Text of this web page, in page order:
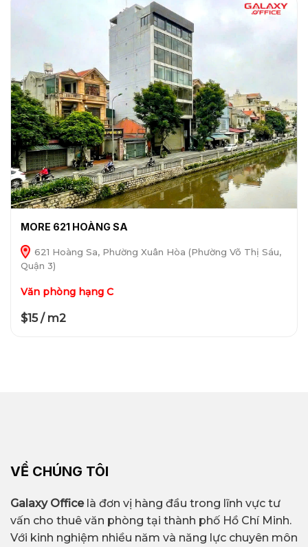
MORE 621 HOÀNG SA
621 Hoàng Sa, Phường Xuân Hòa (Phường Võ Thị Sáu,
Quận 3)
Văn phòng hạng C
$15 / m2
VỀ CHÚNG TÔI
Galaxy Officelà đơn vị hàng đầu trong lĩnh vực tư
vấn cho thuê văn phòng tại thành phố Hồ Chí Minh.
Với kinh nghiệm nhiều năm và năng lực chuyên môn